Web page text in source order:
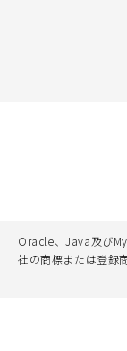
Oracle、Java及び
社の商標または登録